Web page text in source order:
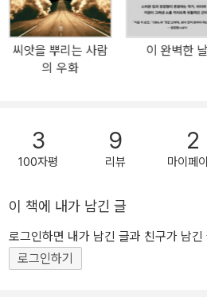
을까. SF 역사상 가장 위대한 피날레! ‘그랜드 데임’ 옥타비아 버틀러
의 마스터피스 《씨앗을 뿌리는 사람의
록 《씨앗을 뿌리는 사람의 우화》로 시작하여 《은총을 받은 사람의 우
화》로 마무리되는 ‘우화’ 시리즈는 드
다. 뛰어난 디스토피아 작품은 때로는
껴지는데, 사회문제를 현미경으로 보듯
성을 생각해본다면 당연한 일이다. ‘우
래의 모습은 옥타비아 버틀러가 이삼십
진 국가, 노동자를 착취하는 거대 기업,
해진 빈부 격차, 극단적으로 치닫는 정
씨앗을 뿌리는 사람
의 우화
이 완벽한 날
3
100자평
9
리뷰
2
마이페
이 책에 내가 남긴 글
로그인하면 내가 남긴 글과 친구가 남
로그인하기